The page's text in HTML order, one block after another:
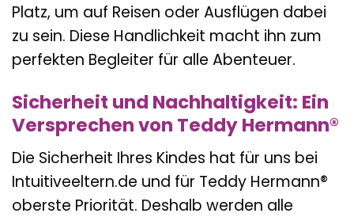
Platz, um auf Reisen oder Ausflügen dabei
zu sein. Diese Handlichkeit macht ihn zum
perfekten Begleiter für alle Abenteuer.
Sicherheit und Nachhaltigkeit: Ein
Versprechen von Teddy Hermann®
Die Sicherheit Ihres Kindes hat für uns bei
Intuitiveeltern.de und für Teddy Hermann®
oberste Priorität. Deshalb werden alle